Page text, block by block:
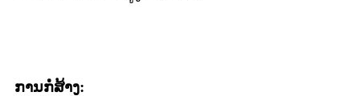
ການກໍ່ສ້າງ: